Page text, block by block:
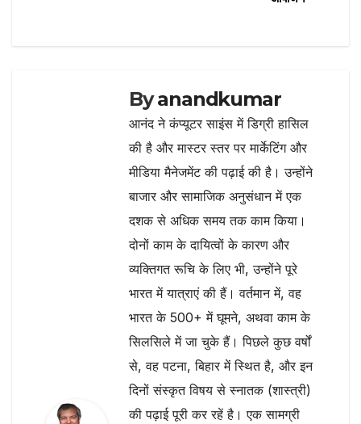
Byanandkumar
आनंद ने कंप्यूटर साइंस में डिग्री हासिल
की है और मास्टर स्तर पर मार्केटिंग और
मीडिया मैनेजमेंट की पढ़ाई की है। उन्होंने
बाजार और सामाजिक अनुसंधान में एक
दशक से अधिक समय तक काम किया।
दोनों काम के दायित्वों के कारण और
व्यक्तिगत रूचि के लिए भी, उन्होंने पूरे
भारत में यात्राएं की हैं। वर्तमान में, वह
भारत के 500+ में घूमने, अथवा काम के
सिलसिले में जा चुके हैं। पिछले कुछ वर्षों
से, वह पटना, बिहार में स्थित है, और इन
दिनों संस्कृत विषय से स्नातक (शास्त्री)
की पढ़ाई पूरी कर रहें है। एक सामग्री